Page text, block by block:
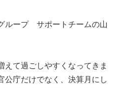
ループ サポートチームの山
えて過ごしやすくなってきま
公庁だけでなく、決算月にし